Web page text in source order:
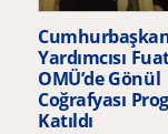
Yardımcısı
OMÜ’de Gönül
Coğrafyası
Katıldı